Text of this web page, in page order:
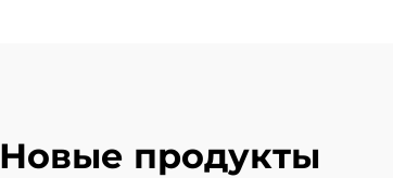
Новые продукты